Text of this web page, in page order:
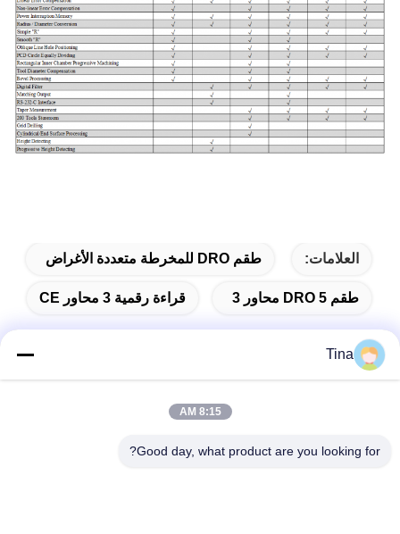
العلامات: طقم DRO للمخرطة متعددة الأغراض
طقم DRO 5 محاور 3 قراءة رقمية 3 محاور CE
عنوان
Tina
8:15 AM
Good day, what product are you looking for?